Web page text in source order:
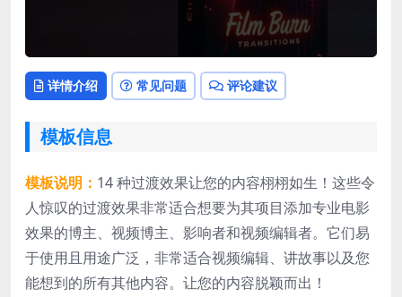
Video
详情介绍 常见问题 评论建议
模板信息
模板说明： 14 种过渡效果让您的内容栩栩如生！这些令
人惊叹的过渡效果非常适合想要为其项目添加专业电影
效果的博主、视频博主、影响者和视频编辑者。它们易
于使用且用途广泛，非常适合视频编辑、讲故事以及您
能想到的所有其他内容。让您的内容脱颖而出！